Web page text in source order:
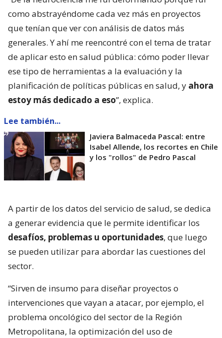
como abstrayéndome cada vez más en proyectos
que tenían que ver con análisis de datos más
generales. Y ahí me reencontré con el tema de tratar
de aplicar esto en salud pública: cómo poder llevar
ese tipo de herramientas a la evaluación y la
planificación de políticas públicas en salud, y ahora
estoy más dedicado a eso”, explica.
Lee también...
Javiera Balmaceda Pascal: entre
Isabel Allende, los recortes en Chile
y los "rollos" de Pedro Pascal
A partir de los datos del servicio de salud, se dedica
a generar evidencia que le permite identificar los
desafíos, problemas u oportunidades, que luego
se pueden utilizar para abordar las cuestiones del
sector.
“Sirven de insumo para diseñar proyectos o
intervenciones que vayan a atacar, por ejemplo, el
problema oncológico del sector de la Región
Metropolitana, la optimización del uso de